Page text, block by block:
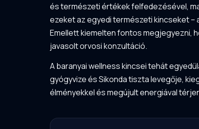
és természeti értékek felfedezésével,
ezeket az egyedi természeti kincseket
Emellett kiemelten fontos megjegyezni,
javasolt orvosi konzultáció.
A baranyai wellness kincsei tehát
gyógyvize és Sikonda tiszta levegője,
élményekkel és megújult energiával